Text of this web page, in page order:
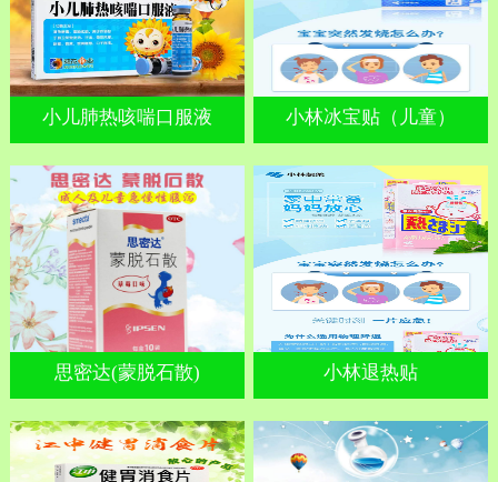
小儿肺热咳喘口服液 小林冰宝贴（儿童）
思密达(蒙脱石散) 小林退热贴